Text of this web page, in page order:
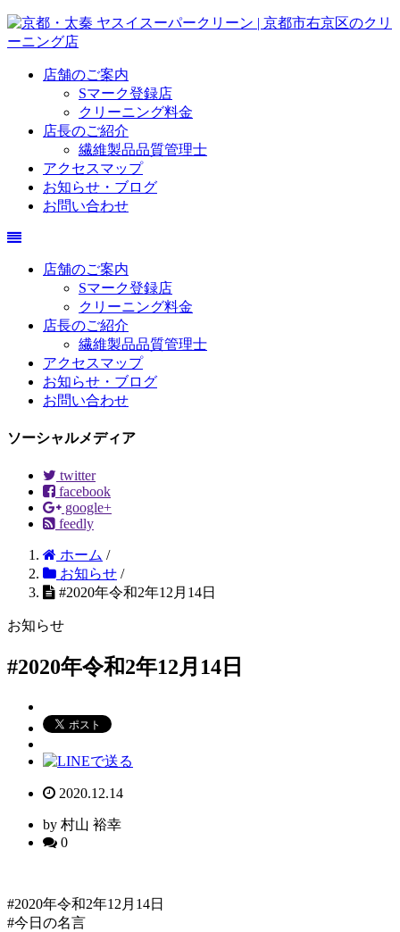
店舗のご案内
Sマーク登録店
クリーニング料金
店長のご紹介
繊維製品品質管理士
アクセスマップ
お知らせ・ブログ
お問い合わせ
店舗のご案内
Sマーク登録店
クリーニング料金
店長のご紹介
繊維製品品質管理士
アクセスマップ
お知らせ・ブログ
お問い合わせ
ソーシャルメディア
twitter
facebook
google+
feedly
ホーム /
お知らせ /
#2020年令和2年12月14日
お知らせ
#2020年令和2年12月14日
2020.12.14
by 村山 裕幸
0
#2020年令和2年12月14日
#今日の名言